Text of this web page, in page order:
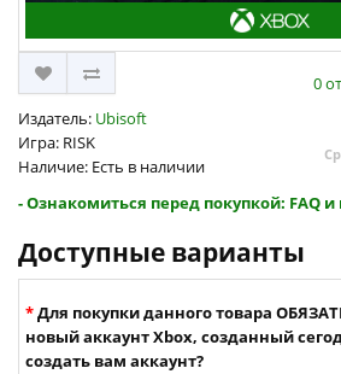
0
Издатель: Ubisoft
Игра: RISK
Наличие: Есть в наличии
- Ознакомиться перед покупкой: FAQ
Доступные варианты
Для покупки данного товара
новый аккаунт Xbox, созданный
создать вам аккаунт?